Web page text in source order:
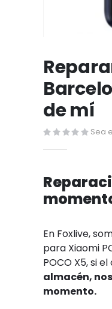
al
comienzo
de
galería
de
de mí
Sea
En Foxlive,
para Xiaomi
POCO X5, si
almacén,
momento.